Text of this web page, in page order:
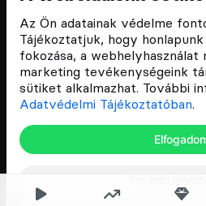
Az Ön adatainak védelme
Tájékoztatjuk, hogy
fokozása, a webhelyhasználat
marketing tevékenységeink
sütiket alkalmazhat. További
Adatvédelmi Tájékoztatóban.
Discord
Kriptovaluta